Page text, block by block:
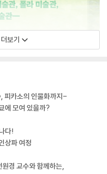
보기
, 피카소의 인물화까지-
에 모여 있을까?
다!
상파 여정
경 교수와 함께하는,